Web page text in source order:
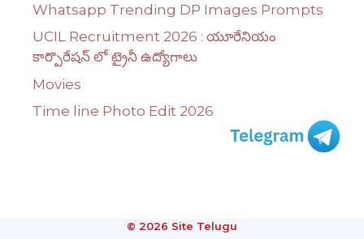
Whatsapp Trending DP Images Prompts
UCIL Recruitment 2026 : యూరేనియం
కార్పొరేషన్ లో ట్రైనీ ఉద్యోగాలు
Movies
Time line Photo Edit 2026
© 2026 Site Telugu